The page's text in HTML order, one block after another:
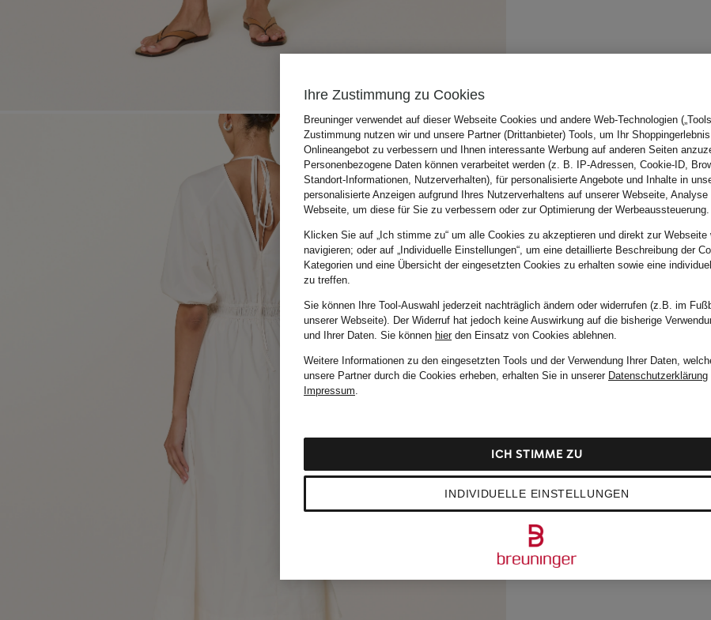
Ihre Zustimmung zu Cookies
Breuninger verwendet auf dieser Webseite Cookies und andere Web-Technologien
Zustimmung nutzen wir und unsere Partner (Drittanbieter) Tools, um Ihr
Onlineangebot zu verbessern und Ihnen interessante Werbung auf anderen Seiten
Personenbezogene Daten können verarbeitet werden (z. B. IP-Adressen, Cookie-ID,
Standort-Informationen, Nutzerverhalten), für personalisierte Angebote und Inhalte in
personalisierte Anzeigen aufgrund Ihres Nutzerverhaltens auf unserer Webseite, Analyse
Webseite, um diese für Sie zu verbessern oder zur Optimierung der Werbeaussteuerung.
Klicken Sie auf „Ich stimme zu“ um alle Cookies zu akzeptieren und direkt zur Webseite
navigieren; oder auf „Individuelle Einstellungen“, um eine detaillierte Beschreibung der
Kategorien und eine Übersicht der eingesetzten Cookies zu erhalten sowie eine
zu treffen.
Sie können Ihre Tool-Auswahl jederzeit nachträglich ändern oder widerrufen (z.B. im
unserer Webseite). Der Widerruf hat jedoch keine Auswirkung auf die bisherige
und Ihrer Daten. Sie können hierden Einsatz von Cookies ablehnen.
Weitere Informationen zu den eingesetzten Tools und der Verwendung Ihrer Daten,
unsere Partner durch die Cookies erheben, erhalten Sie in unserer Datenschutzerklärung
Impressum.
INDIVIDUELLE EINSTELLUNGEN
ICH STIMME ZU